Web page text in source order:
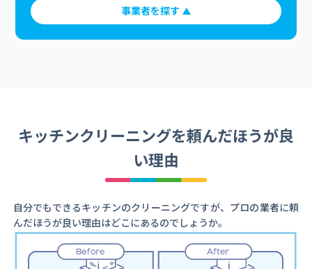
事業者を探す
キッチンクリーニングを頼んだほうが良
い理由
自分でもできるキッチンのクリーニングですが、プロの業者に頼
んだほうが良い理由はどこにあるのでしょうか。